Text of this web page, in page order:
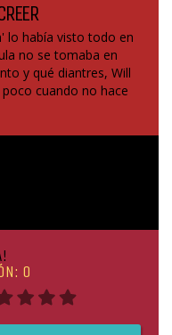
lo había visto todo en
no se tomaba en
y qué diantres, Will
cuando no hace
0